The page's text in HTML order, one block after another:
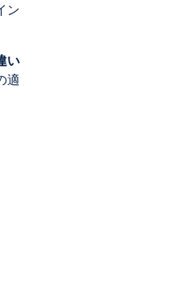
ン
い
適